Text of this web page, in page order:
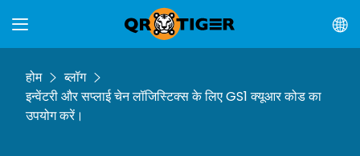
होम
ब्लॉग
इन्वेंटरी और सप्लाई चेन लॉजिस्टिक्स के लिए GS1 क्यूआर कोड का
उपयोग करें।